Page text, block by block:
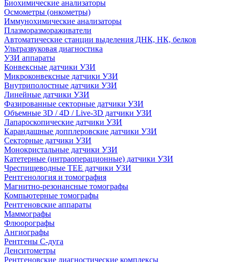
Биохимические анализаторы
Осмометры (онкометры)
Иммунохимические анализаторы
Плазморазмораживатели
Автоматические станции выделения ДНК, НК, белков
Ультразвуковая диагностика
УЗИ аппараты
Конвексные датчики УЗИ
Микроконвексные датчики УЗИ
Внутриполостные датчики УЗИ
Линейные датчики УЗИ
Фазированные секторные датчики УЗИ
Объемные 3D / 4D / Live-3D датчики УЗИ
Лапароскопические датчики УЗИ
Карандашные допплеровские датчики УЗИ
Секторные датчики УЗИ
Монокристальные датчики УЗИ
Катетерные (интраоперационные) датчики УЗИ
Чреспищеводные TEE датчики УЗИ
Рентгенология и томография
Магнитно-резонансные томографы
Компьютерные томографы
Рентгеновские аппараты
Маммографы
Флюорографы
Ангиографы
Рентгены С-дуга
Денситометры
Рентгеновские диагностические комплексы